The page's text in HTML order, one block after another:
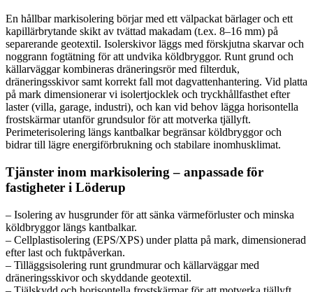
En hållbar markisolering börjar med ett välpackat bärlager och ett
kapillärbrytande skikt av tvättad makadam (t.ex. 8–16 mm) på
separerande geotextil. Isolerskivor läggs med förskjutna skarvar och
noggrann fogtätning för att undvika köldbryggor. Runt grund och
källarväggar kombineras dräneringsrör med filterduk,
dräneringsskivor samt korrekt fall mot dagvattenhantering. Vid platta
på mark dimensionerar vi isolertjocklek och tryckhållfasthet efter
laster (villa, garage, industri), och kan vid behov lägga horisontella
frostskärmar utanför grundsulor för att motverka tjällyft.
Perimeterisolering längs kantbalkar begränsar köldbryggor och
bidrar till lägre energiförbrukning och stabilare inomhusklimat.
Tjänster inom markisolering – anpassade för
fastigheter i Löderup
– Isolering av husgrunder för att sänka värmeförluster och minska
köldbryggor längs kantbalkar.
– Cellplastisolering (EPS/XPS) under platta på mark, dimensionerad
efter last och fuktpåverkan.
– Tilläggsisolering runt grundmurar och källarväggar med
dräneringsskivor och skyddande geotextil.